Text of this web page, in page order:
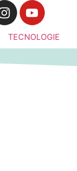
TECNOLOGIE